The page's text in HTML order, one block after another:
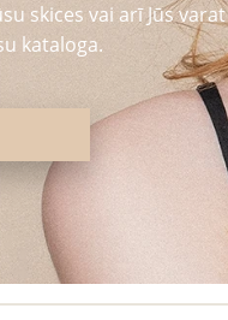
skices vai arī Jūs varat
kataloga.